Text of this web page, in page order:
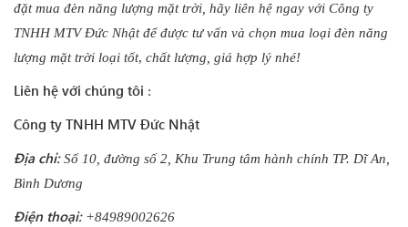
đặt mua đèn năng lượng mặt trời, hãy liên hệ ngay với Công ty
TNHH MTV Đức Nhật để được tư vấn và chọn mua loại đèn năng
lượng mặt trời loại tốt, chất lượng, giá hợp lý nhé!
Liên hệ với chúng tôi :
Công ty TNHH MTV Đức Nhật
Địa chỉ:Số 10, đường số 2, Khu Trung tâm hành chính TP. Dĩ An,
Bình Dương
Điện thoại:+84989002626